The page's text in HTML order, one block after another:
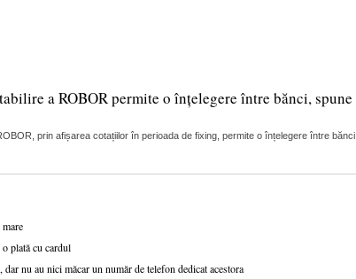
a ROBOR permite o înțelegere între bănci,
prin afișarea cotațiilor în perioada de fixing, permite o înțelegere între
plată cu cardul
nu au nici măcar un număr de telefon dedicat acestora